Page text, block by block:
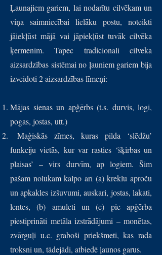
Ļaunajiem gariem, lai nodarītu cilvēkam un
viņa saimniecībai lielāku postu, noteikti
jāiekļūst mājā vai jāpiekļūst tuvāk cilvēka
ķermenim. Tāpēc tradicionāli cilvēka
aizsardzības sistēmai no ļauniem gariem bija
izveidoti 2 aizsardzības līmeņi:
Mājas sienas un apģērbs (t.s. durvis, logi,
pogas, jostas, utt.)
Maģiskās zīmes, kuras pilda ‘slēdžu’
funkciju vietās, kur var rasties ‘šķirbas un
plaisas’ – virs durvīm, ap logiem. Šim
pašam nolūkam kalpo arī (a) kreklu aproču
un apkakles izšuvumi, auskari, jostas, lakati,
lentes, (b) amuleti un (c) pie apģērba
piestiprināti metāla izstrādājumi – monētas,
zvārguļi u.c. graboši priekšmeti, kas rada
troksni un, tādejādi, atbiedē ļaunos garus.